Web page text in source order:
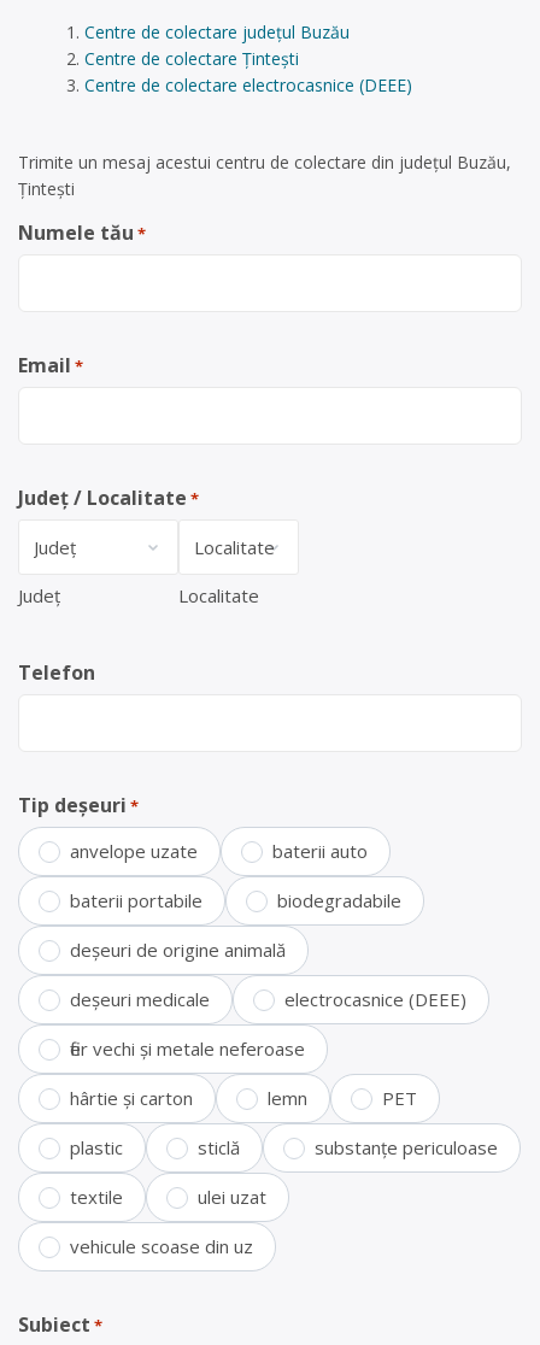
Centre de colectare județul Buzău
Centre de colectare Țintești
Centre de colectare electrocasnice (DEEE)
Trimite un mesaj acestui centru de colectare din județul Buzău,
Țintești
Numele tău *
Email *
Județ / Localitate *
Județ Localitate
Telefon
Tip deșeuri *
anvelope uzate baterii auto
baterii portabile biodegradabile
deșeuri de origine animală
deșeuri medicale electrocasnice (DEEE)
fier vechi și metale neferoase
hârtie și carton lemn PET
plastic sticlă substanțe periculoase
textile ulei uzat
vehicule scoase din uz
Subiect *